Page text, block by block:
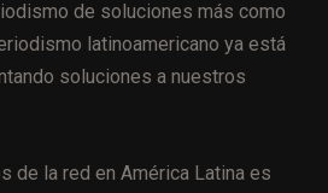
de soluciones más como
latinoamericano ya está
soluciones a nuestros
de la red en América Latina es